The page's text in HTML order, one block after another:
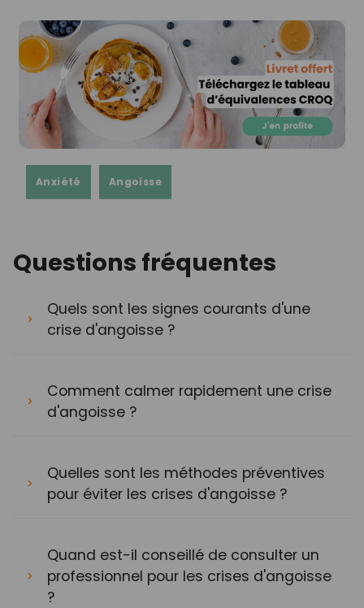
Anxiété Angoisse
Questions fréquentes
Quels sont les signes courants d'une
crise d'angoisse ?
Comment calmer rapidement une crise
d'angoisse ?
Quelles sont les méthodes préventives
pour éviter les crises d'angoisse ?
Quand est-il conseillé de consulter un
professionnel pour les crises d'angoisse
?